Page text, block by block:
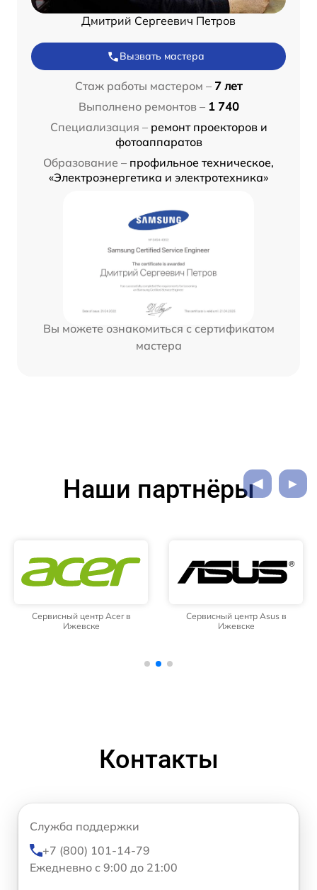
Дмитрий Сергеевич Петров
Вызвать мастера
Стаж работы мастером – 7 лет
Выполнено ремонтов – 1 740
Специализация – ремонт проекторов и
фотоаппаратов
Образование – профильное техническое,
«Электроэнергетика и электротехника»
Вы можете ознакомиться с сертификатом
мастера
Наши партнёры
Сервисный центр Acer в
Ижевске
Сервисный центр Asus в
Ижевске
Контакты
Служба поддержки
+7 (800) 101-14-79
Ежедневно с 9:00 до 21:00